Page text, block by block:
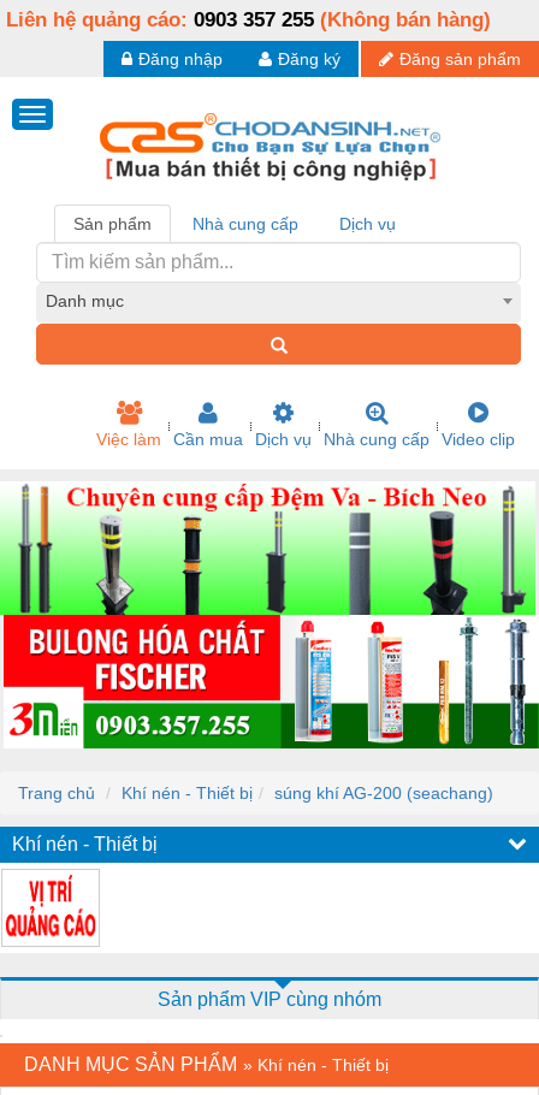
Liên hệ quảng cáo: 0903 357 255 (Không bán hàng)
Đăng sản phẩm
Đăng ký
Đăng nhập
Sản phẩm Nhà cung cấp Dịch vụ
Danh mục
Việc làm Cần mua Dịch vụ Nhà cung cấp Video clip
Trang chủ Khí nén - Thiết bị súng khí AG-200 (seachang)
Khí nén - Thiết bị
Sản phẩm VIP cùng nhóm
DANH MỤC SẢN PHẨM » Khí nén - Thiết bị